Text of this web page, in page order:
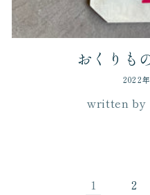
おくりも
2022
written by
1 2